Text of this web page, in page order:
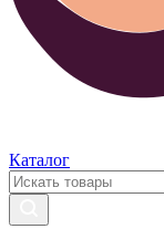
Каталог